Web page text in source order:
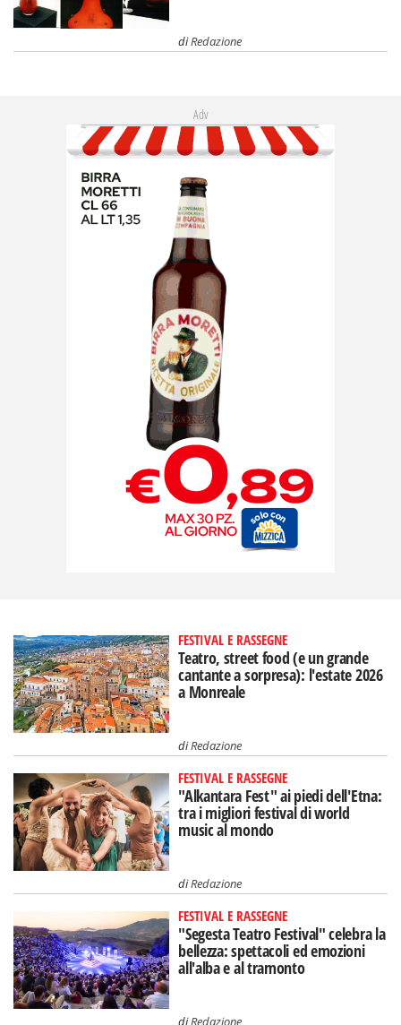
diRedazione
Adv
FESTIVAL E RASSEGNE
Teatro, street food (e un grande
cantante a sorpresa): l'estate 2026
a Monreale
diRedazione
FESTIVAL E RASSEGNE
"Alkantara Fest" ai piedi dell'Etna:
tra i migliori festival di world
music al mondo
diRedazione
FESTIVAL E RASSEGNE
"Segesta Teatro Festival" celebra la
bellezza: spettacoli ed emozioni
all'alba e al tramonto
diRedazione